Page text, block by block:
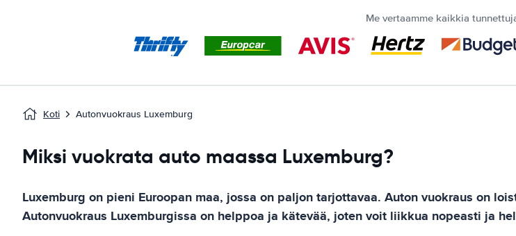
Me vertaamme kaikkia
Koti Autonvuokraus Luxemburg
Miksi vuokrata auto maassa Luxemburg?
Luxemburg on pieni Euroopan maa, jossa on paljon tarjottavaa. Auton vuokraus on
Autonvuokraus Luxemburgissa on helppoa ja kätevää, joten voit liikkua nopeasti ja